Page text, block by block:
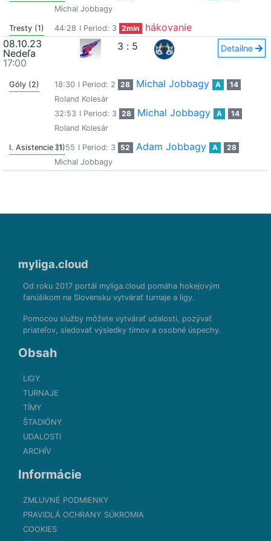
Michal Jobbagy
Tresty (1) 44:28 I Period: 3 2min
hákovanie
08.10.23
Nedeľa
17:00
3 : 5 Detailne
Góly (2) 18:30 I Period: 2 28 Michal Jobbagy A
14
Roland Kolesár
32:53 I Period: 3 28 Michal Jobbagy A
14
Roland Kolesár
I. Asistencie (1)31:55 I Period: 3 52 Adam Jobbagy A
28
Michal Jobbagy
myliga.cloud
Od roku 2017 portál myliga.cloud pomáha hokejovým
fanúšikom na Slovensku vytvárať turnaje a ligy.
Pomocou služby môžete vytvárať udalosti, pozývať
priateľov, sledovať výsledky tímov a osobné úspechy.
Obsah
LIGY
TURNAJE
TÍMY
ŠTADIÓNY
UDALOSTI
ARCHÍV
Informácie
ZMLUVNÉ PODMIENKY
PRAVIDLÁ OCHRANY SÚKROMIA
COOKIES